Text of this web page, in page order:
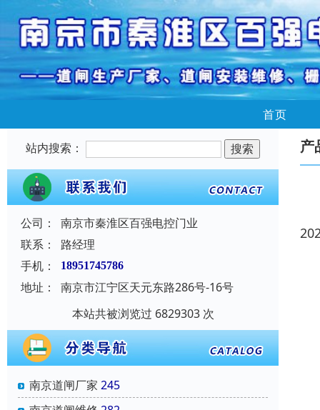
首页
站内搜索：
公司：
南京市秦淮区百强电控门业
联系：
路经理
手机：
18951745786
地址：
南京市江宁区天元东路286号-16号
本站共被浏览过 6829303 次
南京道闸厂家 245
产